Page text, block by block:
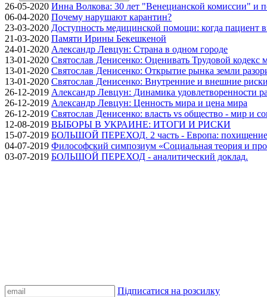
26-05-2020 Инна Волкова: 30 лет "Венецианской комиссии" и
06-04-2020 Почему нарушают карантин?
23-03-2020 Доступность медицинской помощи: когда пациент
21-03-2020 Памяти Ирины Бекешкеной
24-01-2020 Александр Левцун: Страна в одном городе
13-01-2020 Святослав Денисенко: Оценивать Трудовой кодекс
13-01-2020 Святослав Денисенко: Открытие рынка земли
13-01-2020 Святослав Денисенко: Внутренние и внешние
26-12-2019 Александр Левцун: Динамика удовлетворенности
26-12-2019 Александр Левцун: Ценность мира и цена мира
26-12-2019 Святослав Денисенко: власть vs общество - мир и
12-08-2019 ВЫБОРЫ В УКРАИНЕ: ИТОГИ И РИСКИ
15-07-2019 БОЛЬШОЙ ПЕРЕХОД. 2 часть - Европа: похищение
04-07-2019 Философский симпозиум «Социальная теория и
03-07-2019 БОЛЬШОЙ ПЕРЕХОД - аналитический доклад.
Підписатися на розсилку